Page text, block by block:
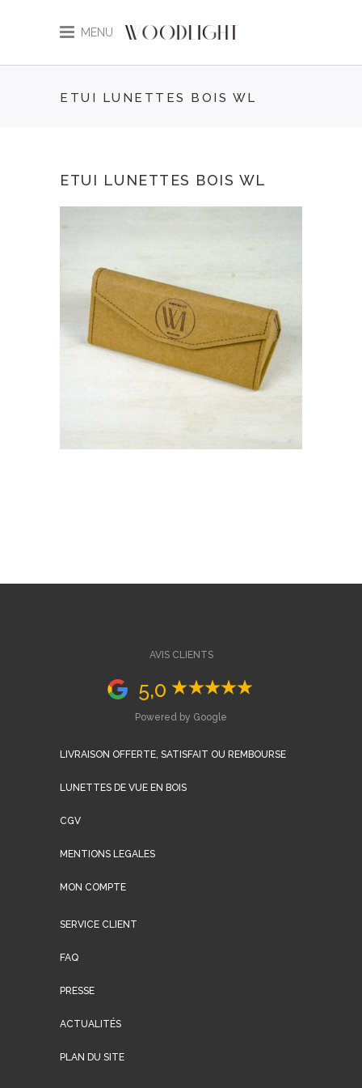
MENU
ETUI LUNETTES BOIS WL
ETUI LUNETTES BOIS WL
AVIS CLIENTS
5,0
Powered by Google
LIVRAISON OFFERTE, SATISFAIT OU REMBOURSE
LUNETTES DE VUE EN BOIS
CGV
MENTIONS LEGALES
MON COMPTE
SERVICE CLIENT
FAQ
PRESSE
ACTUALITÉS
PLAN DU SITE